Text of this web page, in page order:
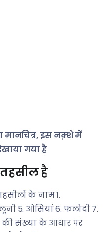
मानचित्र, इस नक़्शे में
गया है
है
के नाम 1.
5. ओसियां 6. फलोदी 7.
की संख्या के आधार पर